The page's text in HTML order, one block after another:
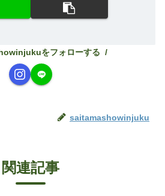
をフォローする
saitamashowinjuku
関連記事